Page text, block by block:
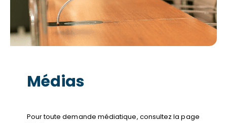
Médias
Pour toute demande médiatique, consultez la page